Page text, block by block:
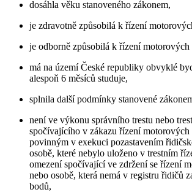
dosáhla věku stanoveného zákonem,
je zdravotně způsobilá k řízení
je odborně způsobilá k řízení motorových
má na území České republiky obvyklé
alespoň 6 měsíců studuje,
splnila další podmínky stanovené
není ve výkonu správního trestu nebo
spočívajícího v zákazu řízení
povinným v exekuci pozastavením
osobě, které nebylo uloženo v trestním
omezení spočívající ve zdržení se řízení
nebo osobě, která nemá v registru řidičů
bodů,